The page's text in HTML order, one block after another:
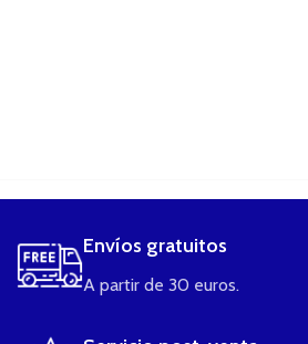
Envíos gratuitos
A partir de 30 euros.